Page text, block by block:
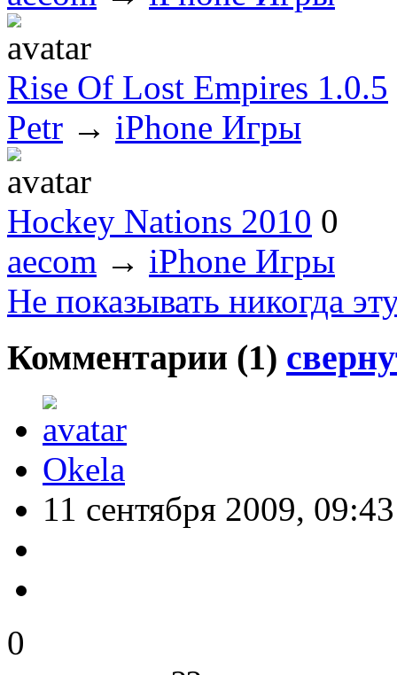
Rise Of Lost Empires 1.0.5
Petr → iPhone Игры
Hockey Nations 2010 0
aecom → iPhone Игры
Не показывать никогда
Комментарии (1)
Okela
11 сентября 2009, 09:43
0